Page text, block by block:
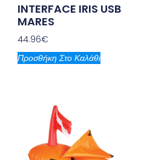
INTERFACE IRIS USB
MARES
44.96€
Προσθήκη Στο Καλάθι